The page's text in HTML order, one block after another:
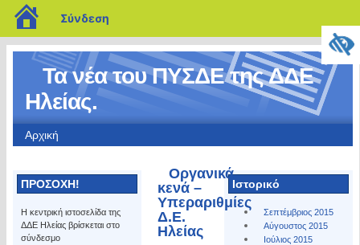
blogs.sch.gr
Σύνδεση
Τα νέα του ΠΥΣΔΕ της ΔΔΕ
Ηλείας.
Αρχική
ΠΡΟΣΟΧΗ!
Η κεντρική ιστοσελίδα της
ΔΔΕ Ηλείας βρίσκεται στο
σύνδεσμο
Ιστορικό
Σεπτέμβριος 2015
Αύγουστος 2015
Ιούλιος 2015
Οργανικά
κενά –
Υπεραριθμίες
Δ.Ε.
Ηλείας